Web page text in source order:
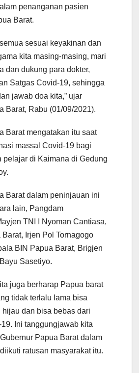
penanganan pasien
Barat.
sesuai keyakinan dan
kita masing-masing, mari
dan dukung para dokter,
Satgas Covid-19, sehingga
jawab doa kita,” ujar
Barat, Rabu (01/09/2021).
Barat mengatakan itu saat
massal Covid-19 bagi
pelajar di Kaimana di Gedung
Barat dalam peninjauan ini
lain, Pangdam
TNI I Nyoman Cantiasa,
Irjen Pol Tornagogo
BIN Papua Barat, Brigjen
Sasetiyo.
juga berharap Papua barat
tidak terlalu lama bisa
hijau dan bisa bebas dari
Ini tanggungjawab kita
Papua Barat dalam
ratusan masyarakat itu.